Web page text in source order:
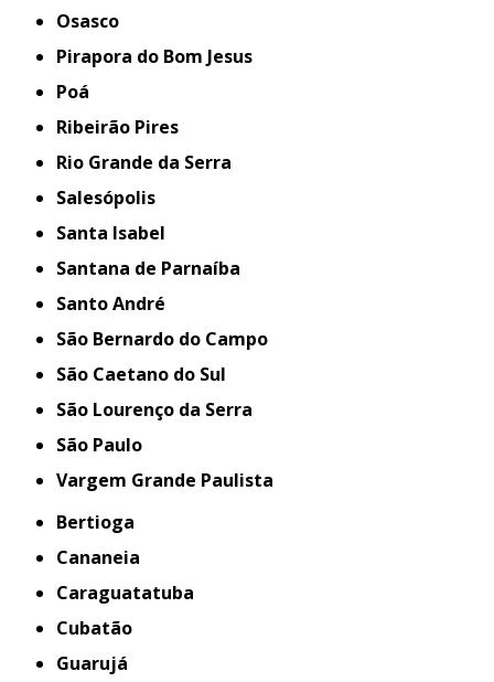
Osasco
Pirapora do Bom Jesus
Poá
Ribeirão Pires
Rio Grande da Serra
Salesópolis
Santa Isabel
Santana de Parnaíba
Santo André
São Bernardo do Campo
São Caetano do Sul
São Lourenço da Serra
São Paulo
Vargem Grande Paulista
Bertioga
Cananeia
Caraguatatuba
Cubatão
Guarujá